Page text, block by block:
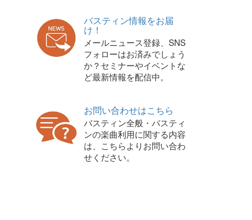
バスティン情報をお届
け！
メールニュース登録、SNS
フォローはお済みでしょう
か？セミナーやイベントな
ど最新情報を配信中。
お問い合わせはこちら
バスティン全般・バスティ
ンの楽曲利用に関する内容
は、こちらよりお問い合わ
せください。